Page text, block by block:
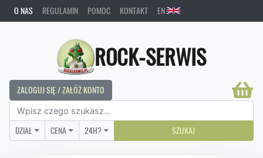
O NAS REGULAMIN POMOC KONTAKT EN
ROCK-SERWIS
ZALOGUJ SIĘ / ZAŁÓŻ KONTO
DZIAŁ CENA 24H? SZUKAJ